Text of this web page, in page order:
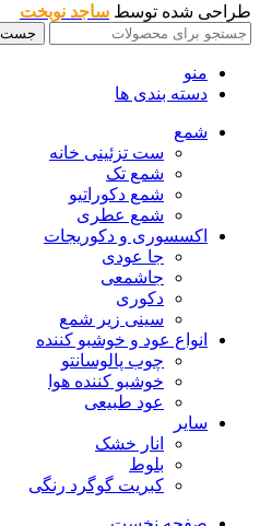
طراحی شده توسط ساجد نوبخت
جست
منو
دسته بندی ها
شمع
ست تزئینی خانه
شمع تک
شمع دکوراتیو
شمع عطری
اکسسوری و دکوریجات
جا عودی
جاشمعی
دکوری
سینی زیر شمع
انواع عود و خوشبو کننده
چوب پالوسانتو
خوشبو کننده هوا
عود طبیعی
سایر
انار خشک
بلوط
کبریت گوگرد رنگی